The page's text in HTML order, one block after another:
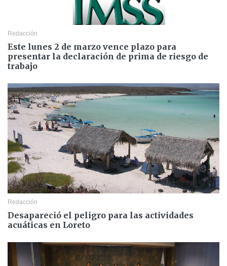
Redacción
Este lunes 2 de marzo vence plazo para
presentar la declaración de prima de riesgo de
trabajo
Redacción
Desapareció el peligro para las actividades
acuáticas en Loreto